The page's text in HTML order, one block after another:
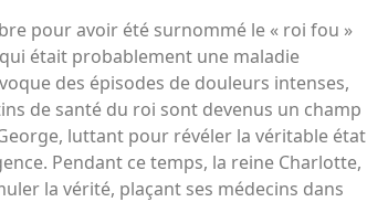
pour avoir été surnommé le « roi fou »
était probablement une maladie
des épisodes de douleurs intenses,
de santé du roi sont devenus un champ
luttant pour révéler la véritable état
Pendant ce temps, la reine Charlotte,
la vérité, plaçant ses médecins dans